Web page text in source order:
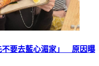
不要去藍心湄家」 原因曝